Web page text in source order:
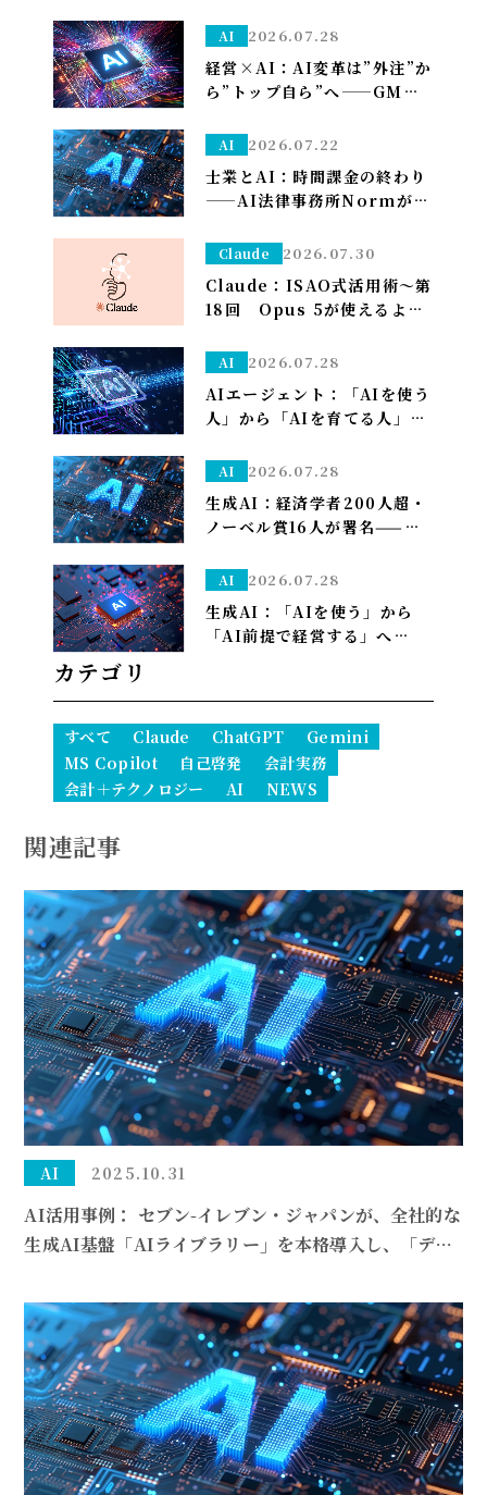
た1つ」のこと
AI 2026.07.28
経営×AI：AI変革は”外注”か
ら”トップ自ら”へ——GMO熊
任、社長がコードを書く
AI 2026.07.22
士業とAI：時間課金の終わり
——AI法律事務所Normがユ
ぐ」への転換
Claude 2026.07.30
Claude：ISAO式活用術～第
18回 Opus 5が使えるよう
ので改めて使い分けを考え直
Opus、「集める・手を動か
す」はSonnet～
AI 2026.07.28
AIエージェント：「AIを使う
人」から「AIを育てる人」へ
管理部はこう備える
AI 2026.07.28
生成AI：経済学者200人超・
ノーベル賞16人が署名——
AIの雇用喪失リスクに警鐘
AI 2026.07.28
生成AI：「AIを使う」から
「AI前提で経営する」へ——
ル企業も現実に
カテゴリ
すべて Claude ChatGPT
Gemini
MS Copilot
自己啓発
会計実務
会計＋テクノロジー
AI NEWS
関連記事
AI 2025.10.31
AI活用事例： セブン‑イレブン・ジャパンが、全社的な
生成AI基盤「AIライブラリー」を本格導入し、「デー